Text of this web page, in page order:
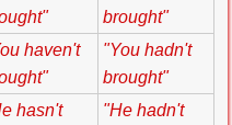
brought"
haven't
"You hadn't
brought"
hasn't
"He hadn't